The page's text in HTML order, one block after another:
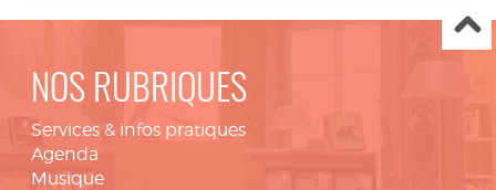
NOS RUBRIQUES
Services & infos pratiques
Agenda
Musique